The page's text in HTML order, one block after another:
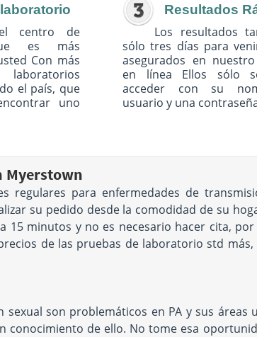
el centro de
es más
Con más
el país, que
uno
Resultados
Los resultados
sólo tres días para
asegurados en
en línea Ellos sólo
acceder con su
usuario y una
Myerstown
regulares para enfermedades de
su pedido desde la comodidad de su
minutos y no es necesario hacer cita,
de las pruebas de laboratorio std más,
son problemáticos en PA y sus áreas
conocimiento de ello. No tome esa